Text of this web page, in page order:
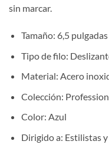
sin marcar.
Tamaño: 6,5
Tipo de filo:
Material: Acero
Colección:
Color: Azul
Dirigido a: Estilistas